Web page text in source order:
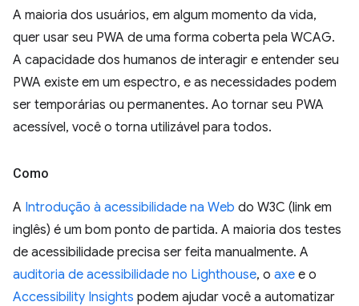
A maioria dos usuários, em algum momento da vida,
quer usar seu PWA de uma forma coberta pela WCAG.
A capacidade dos humanos de interagir e entender seu
PWA existe em um espectro, e as necessidades podem
ser temporárias ou permanentes. Ao tornar seu PWA
acessível, você o torna utilizável para todos.
Como
A Introdução à acessibilidade na Web do W3C (link em
inglês) é um bom ponto de partida. A maioria dos testes
de acessibilidade precisa ser feita manualmente. A
auditoria de acessibilidade no Lighthouse, o axe e o
Accessibility Insights podem ajudar você a automatizar